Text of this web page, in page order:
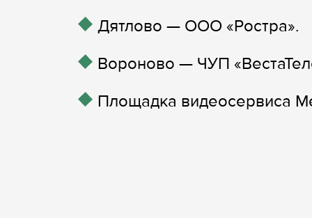
Дятлово — ООО «Ростра».
Вороново — ЧУП
Площадка видеосервиса